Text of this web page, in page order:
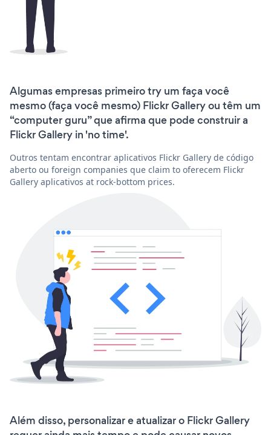
Algumas empresas primeiro try um faça você
mesmo (faça você mesmo) Flickr Gallery ou têm um
“computer guru” que afirma que pode construir a
Flickr Gallery in 'no time'.
Outros tentam encontrar aplicativos Flickr Gallery de código
aberto ou foreign companies que claim to oferecem Flickr
Gallery aplicativos at rock-bottom prices.
Além disso, personalizar e atualizar o Flickr Gallery